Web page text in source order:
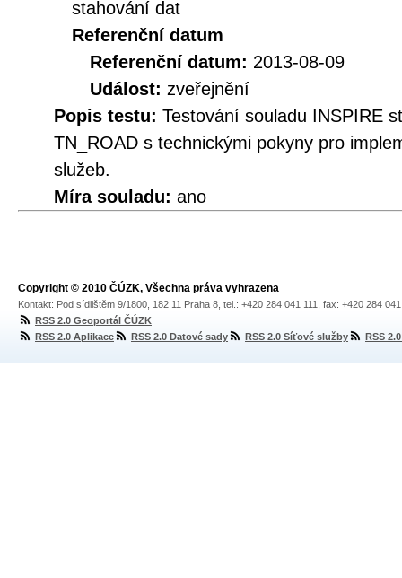
stahování dat
Referenční datum
Referenční datum: 2013-08-09
Událost: zveřejnění
Popis testu: Testování souladu INSPIRE
TN_ROAD s technickými pokyny pro
služeb.
Míra souladu: ano
Copyright © 2010 ČÚZK, Všechna práva vyhrazena
Kontakt: Pod sídlištěm 9/1800, 182 11 Praha 8, tel.: +420 284 041 111, fax: +420 284
RSS 2.0 Geoportál ČÚZK
RSS 2.0 Aplikace
RSS 2.0 Datové sady RSS 2.0 Síťové služby RSS